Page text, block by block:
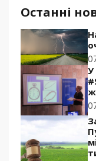
Останні
У